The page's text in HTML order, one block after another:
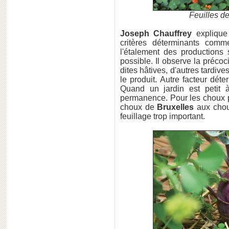
Feuilles
Joseph Chauffrey
critères déterminants
l'étalement des
possible. Il observe la
dites hâtives, d'autres
le produit. Autre facteur
Quand un jardin est petit
permanence. Pour les
choux de Bruxelles aux
feuillage trop important.